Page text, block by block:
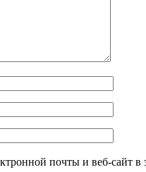
почты и веб-сайт